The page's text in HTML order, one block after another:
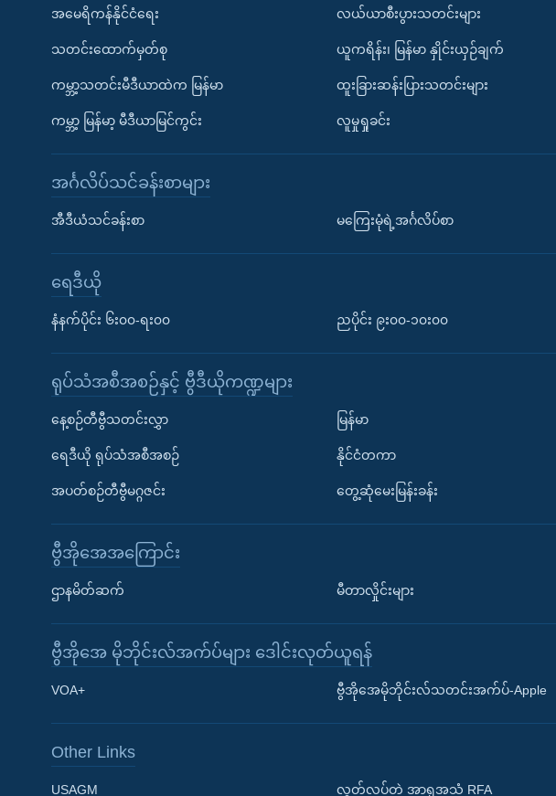
Learning English
အမေရိကန်နိုင်ငံရေး
သတင်းထောက်မှတ်စု
ကမ္ဘာ့သတင်းမီဒီယာထဲက မြန်မာ
ကမ္ဘာ့ မြန်မာ့ မီဒီယာမြင်ကွင်း
လယ်ယာစီးပွားသတင်းများ
ယူကရိန်း၊ မြန်မာ နှိုင်းယှဉ်ချက်
ထူးခြားဆန်းပြားသတင်းများ
လူမှုရှုခင်း
အင်္ဂလိပ်သင်ခန်းစာများ
အီဒီယံသင်ခန်းစာ မကြေးမုံရဲ့အင်္ဂလိပ်စာ
ရေဒီယို
နံနက်ပိုင်း ၆း၀၀-ရး၀၀ ညပိုင်း ၉း၀၀-၁၀း၀၀
ရုပ်သံအစီအစဉ်နှင့် ဗွီဒီယိုကဏ္ဍများ
နေ့စဉ်တီဗွီသတင်းလွှာ
ရေဒီယို ရုပ်သံအစီအစဉ်
အပတ်စဉ်တီဗွီမဂ္ဂဇင်း
မြန်မာ
နိုင်ငံတကာ
တွေ့ဆုံမေးမြန်းခန်း
ဗွီအိုအေအကြောင်း
ဌာနမိတ်ဆက် မီတာလှိုင်းများ
ဗွီအိုအေ မိုဘိုင်းလ်အက်ပ်များ ဒေါင်းလုတ်ယူရန်
VOA+ ဗွီအိုအေမိုဘိုင်းလ်သတင်းအက်ပ်-Apple
Other Links
USAGM လွတ်လပ်တဲ့ အာရှအသံ RFA